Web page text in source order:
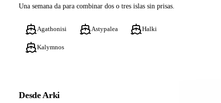
Una semana da para combinar dos o tres islas sin prisas.
Agathonisi Astypalea Halki
Kalymnos
Desde Arki